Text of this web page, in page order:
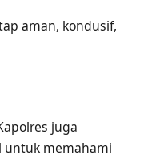
aman, kondusif,
juga
untuk memahami